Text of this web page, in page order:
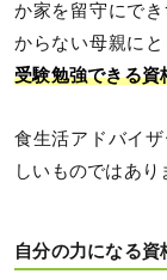
か家を留守にで
からない母親に
受験勉強できる資
食生活アドバイ
しいものではあり
自分の力になる資